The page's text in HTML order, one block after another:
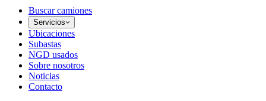
Buscar camiones
Servicios
Ubicaciones
Subastas
NGD usados
Sobre nosotros
Noticias
Contacto